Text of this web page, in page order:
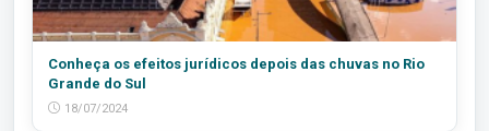
Conheça os efeitos jurídicos depois das chuvas no Rio
Grande do Sul
18/07/2024